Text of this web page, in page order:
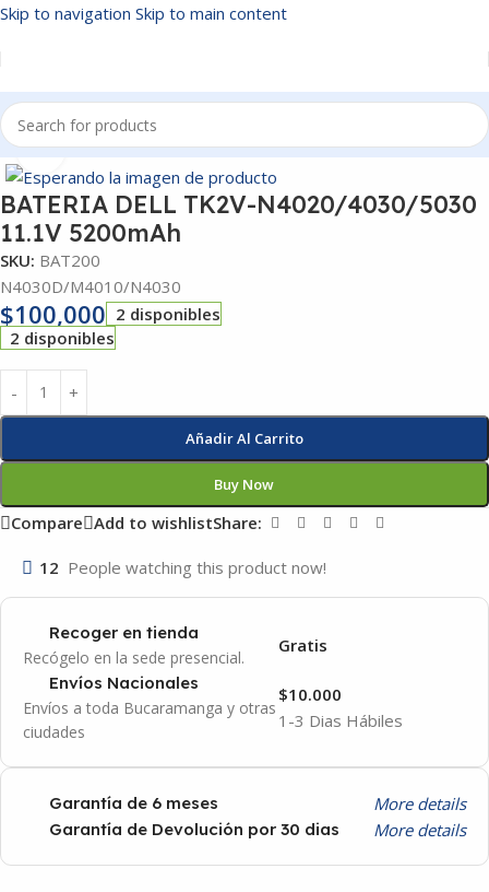
Skip to navigation Skip to main content
Inicio/BATERIAS
Click to enlarge
BATERIA DELL TK2V-N4020/4030/5030
11.1V 5200mAh
SKU: BAT200
N4030D/M4010/N4030
$100,000 2 disponibles
2 disponibles
Añadir Al Carrito
Buy Now
Compare Add to wishlistShare:
12 People watching this product now!
Recoger en tienda
Recógelo en la sede presencial.
Gratis
Envíos Nacionales
Envíos a toda Bucaramanga y otras
ciudades
1-3 Dias Hábiles
$10.000
Garantía de 6 meses More details
Garantía de Devolución por 30 dias More details